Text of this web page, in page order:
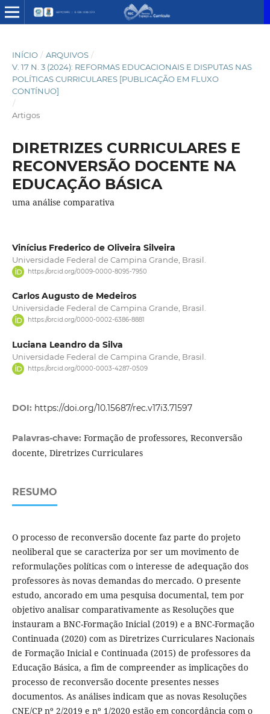
INÍCIO / ARQUIVOS /
V. 17 N. 3 (2024): REFORMAS EDUCACIONAIS E DISPUTAS NAS
POLÍTICAS CURRICULARES [PUBLICAÇÃO EM FLUXO
CONTÍNUO]
/
Artigos
DIRETRIZES CURRICULARES E
RECONVERSÃO DOCENTE NA
EDUCAÇÃO BÁSICA
uma análise comparativa
Vinícius Frederico de Oliveira Silveira
Universidade Federal de Campina Grande, Brasil.
https://orcid.org/0009-0000-8095-7950
Carlos Augusto de Medeiros
Universidade Federal de Campina Grande, Brasil.
https://orcid.org/0000-0002-6386-8881
Luciana Leandro da Silva
Universidade Federal de Campina Grande, Brasil.
https://orcid.org/0000-0003-4287-0509
DOI: https://doi.org/10.15687/rec.v17i3.71597
Palavras-chave: Formação de professores, Reconversão
docente, Diretrizes Curriculares
RESUMO
O processo de reconversão docente faz parte do projeto
neoliberal que se caracteriza por ser um movimento de
reformulações políticas com o interesse de adequação dos
professores às novas demandas do mercado. O presente
estudo, ancorado em uma pesquisa documental, tem por
objetivo analisar comparativamente as Resoluções que
instauram a BNC-Formação Inicial (2019) e a BNC-Formação
Continuada (2020) com as Diretrizes Curriculares Nacionais
de Formação Inicial e Continuada (2015) de professores da
Educação Básica, a fim de compreender as implicações do
processo de reconversão docente presentes nesses
documentos. As análises indicam que as novas Resoluções
CNE/CP nº 2/2019 e nº 1/2020 estão em concordância com o